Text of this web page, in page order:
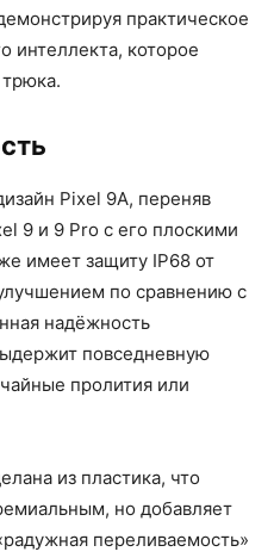
практическое
интеллекта, которое
Pixel 9A, переняв
9 и 9 Pro с его плоскими
имеет защиту IP68 от
по сравнению с
надёжность
повседневную
пролития или
из пластика, что
но добавляет
переливаемость»